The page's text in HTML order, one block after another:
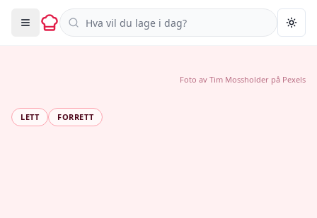
Søk i oppskrifter
LETT FORRETT
Foto av Tim Mossholder på Pexels